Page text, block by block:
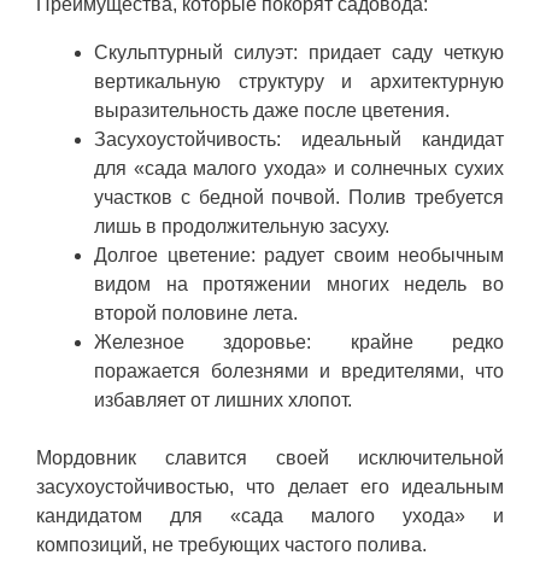
Скульптурный силуэт: придает саду четкую
вертикальную структуру и архитектурную
выразительность даже после цветения.
Засухоустойчивость: идеальный кандидат
для «сада малого ухода» и солнечных сухих
участков с бедной почвой. Полив требуется
лишь в продолжительную засуху.
Долгое цветение: радует своим необычным
видом на протяжении многих недель во
второй половине лета.
Железное здоровье: крайне редко
поражается болезнями и вредителями, что
избавляет от лишних хлопот.
Мордовник славится своей исключительной
засухоустойчивостью, что делает его идеальным
кандидатом для «сада малого ухода» и
композиций, не требующих частого полива.